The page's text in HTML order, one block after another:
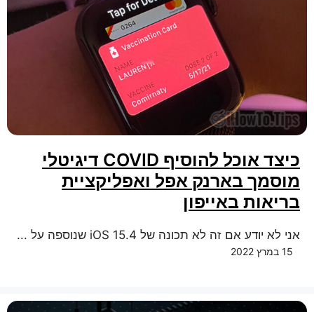
כיצד אוכל להוסיף COVID דיגיטלי
מוסמך בארנק אפל ואפליקציית
בריאות באייפון
אני לא יודע אם זה לא תכונה של iOS 15.4 שנוספה על ...
15 במרץ 2022